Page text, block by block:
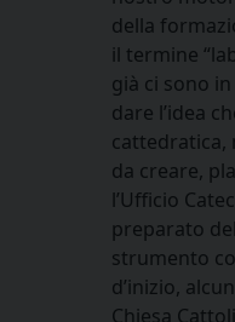
della
il termine
già ci sono
dare l’idea
cattedratica,
da creare,
l’Ufficio
preparato
strumento
d’inizio,
Chiesa